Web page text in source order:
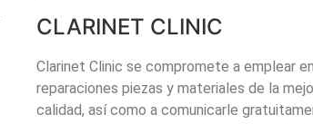
CLARINET CLINIC
Clarinet Clinic se compromete a emplear
reparaciones piezas y materiales de la
calidad, así como a comunicarle